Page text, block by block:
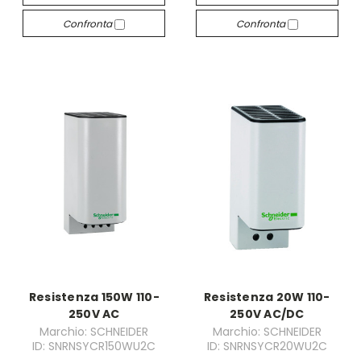
Confronta Confronta
Resistenza 150W 110-
250V AC
Marchio: SCHNEIDER
ID: SNRNSYCR150WU2C
Resistenza 20W 110-
250V AC/DC
Marchio: SCHNEIDER
ID: SNRNSYCR20WU2C